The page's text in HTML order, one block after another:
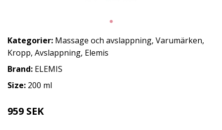
Kategorier: Massage och avslappning, Varumärken,
Kropp, Avslappning, Elemis
Brand: ELEMIS
Size: 200 ml
959 SEK